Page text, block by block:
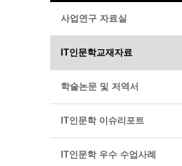
사업연구 자료실
IT인문학교재자료
학술논문 및 저역서
IT인문학 이슈리포트
IT인문학 우수 수업사례